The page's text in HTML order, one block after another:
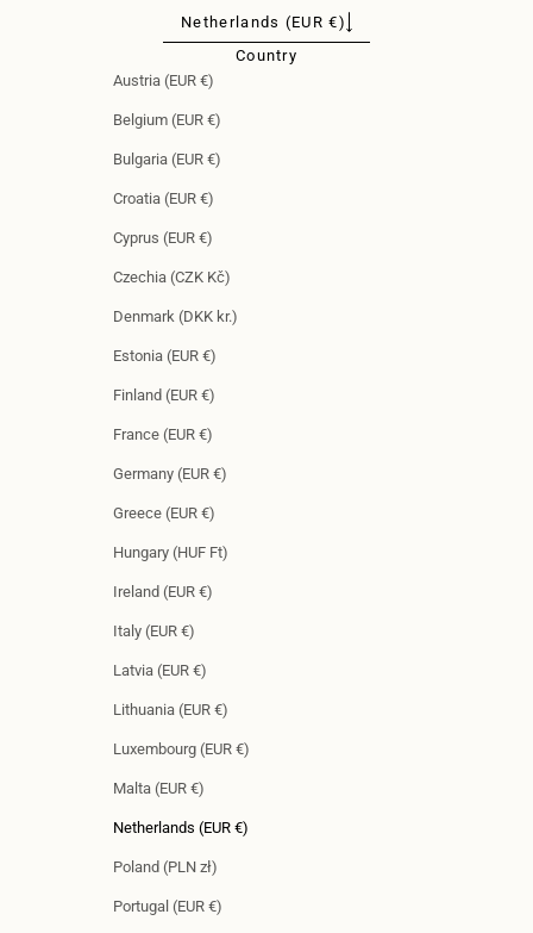
Netherlands (EUR €)
Country
Austria (EUR €)
Belgium (EUR €)
Bulgaria (EUR €)
Croatia (EUR €)
Cyprus (EUR €)
Czechia (CZK Kč)
Denmark (DKK kr.)
Estonia (EUR €)
Finland (EUR €)
France (EUR €)
Germany (EUR €)
Greece (EUR €)
Hungary (HUF Ft)
Ireland (EUR €)
Italy (EUR €)
Latvia (EUR €)
Lithuania (EUR €)
Luxembourg (EUR €)
Malta (EUR €)
Netherlands (EUR €)
Poland (PLN zł)
Portugal (EUR €)